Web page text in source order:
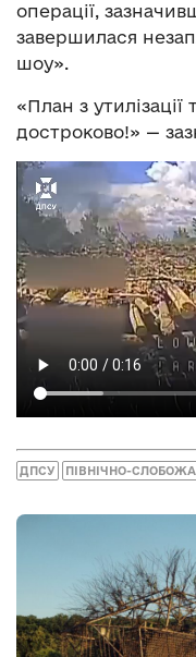
операції,
завершилася
шоу».
«План з утилізації
достроково!» —
ДПСУ ПІВНІЧНО-